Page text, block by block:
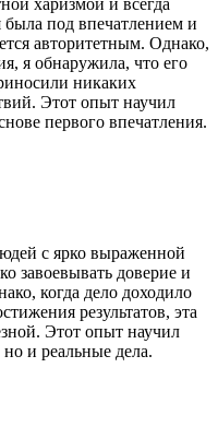
была под впечатлением и
авторитетным. Однако,
я обнаружила, что его
никаких
Этот опыт научил
первого впечатления.
с ярко выраженной
завоевывать доверие и
когда дело доходило
результатов, эта
Этот опыт научил
и реальные дела.